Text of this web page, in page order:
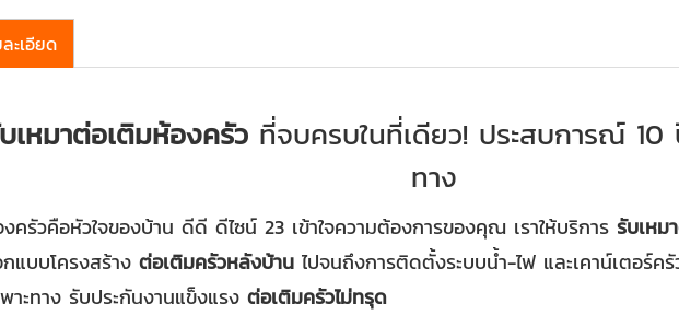
ะเอียด
เหมาต่อเติมห้องครัว ที่จบครบในที่เดียว! ประสบการณ์ 10
ทาง
ครัวคือหัวใจของบ้าน ดีดี ดีไซน์ 23 เข้าใจความต้องการของคุณ เราให้บริการ รับเหม
แบบโครงสร้าง ต่อเติมครัวหลังบ้าน ไปจนถึงการติดตั้งระบบน้ำ-ไฟ และเคาน์เตอร์
าะทาง รับประกันงานแข็งแรง ต่อเติมครัวไม่ทรุด